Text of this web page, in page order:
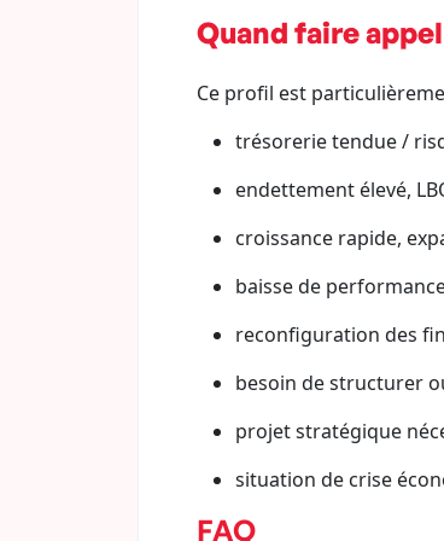
Quand faire
Ce profil est
trésorerie tendue /
endettement élevé,
croissance rapide,
baisse de
reconfiguration des
besoin de structurer
projet stratégique
situation de crise
FAQ